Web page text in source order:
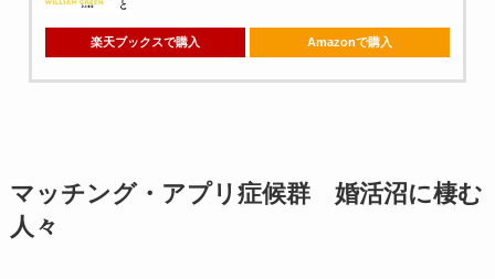
楽天ブックスで購入 Amazonで購入
マッチング・アプリ症候群 婚活沼に棲む
人々